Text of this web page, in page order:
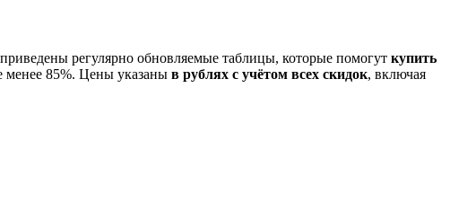
регулярно обновляемые таблицы, которые помогут купить
85%. Цены указаны в рублях с учётом всех скидок, включая